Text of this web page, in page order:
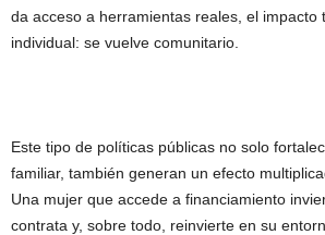
da acceso a herramientas reales, el impacto
individual: se vuelve comunitario.
Este tipo de políticas públicas no solo
familiar, también generan un efecto
Una mujer que accede a financiamiento
contrata y, sobre todo, reinvierte en su